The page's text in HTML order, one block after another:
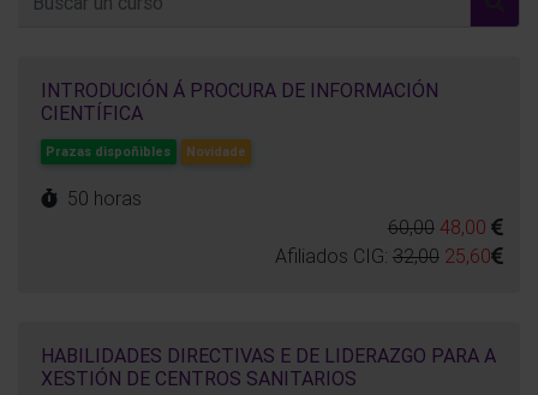
INTRODUCIÓN Á PROCURA DE INFORMACIÓN
CIENTÍFICA
Prazas dispoñibles Novidade
50 horas
60,00 48,00
Afiliados CIG: 32,00 25,60
HABILIDADES DIRECTIVAS E DE LIDERAZGO PARA A
XESTIÓN DE CENTROS SANITARIOS